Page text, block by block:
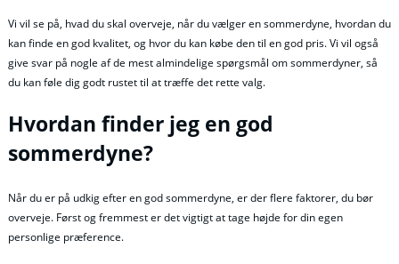
Vi vil se på, hvad du skal overveje, når du vælger en sommerdyne, hvordan du
kan finde en god kvalitet, og hvor du kan købe den til en god pris. Vi vil også
give svar på nogle af de mest almindelige spørgsmål om sommerdyner, så
du kan føle dig godt rustet til at træffe det rette valg.
Hvordan finder jeg en god
sommerdyne?
Når du er på udkig efter en god sommerdyne, er der flere faktorer, du bør
overveje. Først og fremmest er det vigtigt at tage højde for din egen
personlige præference.